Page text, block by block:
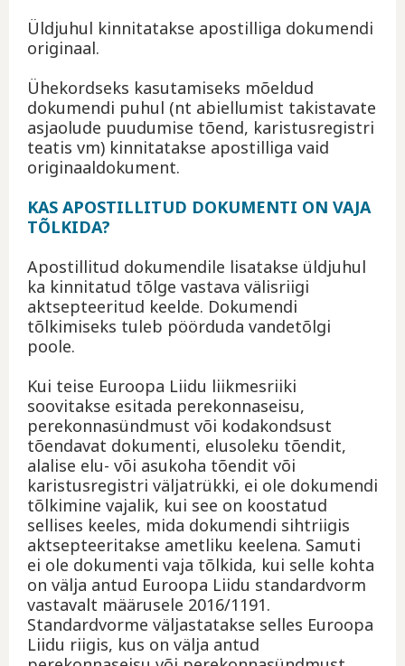
Üldjuhul kinnitatakse apostilliga dokumendi
originaal.
Ühekordseks kasutamiseks mõeldud
dokumendi puhul (nt abiellumist takistavate
asjaolude puudumise tõend, karistusregistri
teatis vm) kinnitatakse apostilliga vaid
originaaldokument.
KAS APOSTILLITUD DOKUMENTI ON VAJA
TÕLKIDA?
Apostillitud dokumendile lisatakse üldjuhul
ka kinnitatud tõlge vastava välisriigi
aktsepteeritud keelde. Dokumendi
tõlkimiseks tuleb pöörduda vandetõlgi
poole.
Kui teise Euroopa Liidu liikmesriiki
soovitakse esitada perekonnaseisu,
perekonnasündmust või kodakondsust
tõendavat dokumenti, elusoleku tõendit,
alalise elu- või asukoha tõendit või
karistusregistri väljatrükki, ei ole dokumendi
tõlkimine vajalik, kui see on koostatud
sellises keeles, mida dokumendi sihtriigis
aktsepteeritakse ametliku keelena. Samuti
ei ole dokumenti vaja tõlkida, kui selle kohta
on välja antud Euroopa Liidu standardvorm
vastavalt määrusele 2016/1191.
Standardvorme väljastatakse selles Euroopa
Liidu riigis, kus on välja antud